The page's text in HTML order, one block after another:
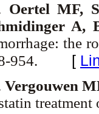
Oertel MF,
A,
the
954. [
Vergouwen
treatment